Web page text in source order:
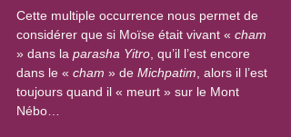
Cette multiple occurrence nous permet de
considérer que si Moïse était vivant « cham
» dans la parasha Yitro , qu’il l’est encore
dans le « cham » de Michpatim , alors il l’est
toujours quand il « meurt » sur le Mont
Nébo…